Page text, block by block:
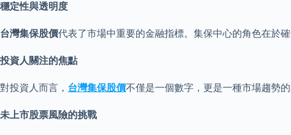
穩定性與透明 度
台灣集保股價代表了市場中重要的金融指標。集保中心的角色在於
投資人關注的焦點
對投資人而言， 台灣集保股價不僅是一個數字，更是一種市場趨勢
未上市股票風險的挑戰